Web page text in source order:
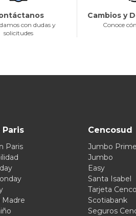
con dudas y
solicitudes
Cambios y
Conoce
Paris
Paris
Madre
Cencosud
Jumbo Prime
Jumbo
Easy
Santa Isabel
Tarjeta
Scotiabank
Seguros